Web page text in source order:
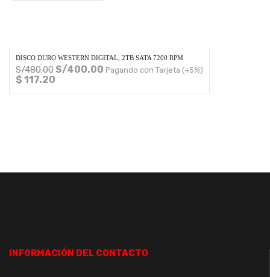
DISCO DURO WESTERN DIGITAL, 2TB SATA 7200 RPM
S/480.00S/400.00 Pagando con Tarjeta (+5%)
$ 117.20
INFORMACIÓN DEL CONTACTO